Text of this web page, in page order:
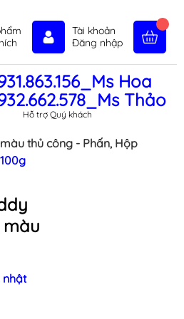
Tài khoản
Đăng nhập
tức Liên hệ Chính sách
Hoa
Thảo
Hỗ trợ Quý khách
thủ công - Phấn, Hộp
màu